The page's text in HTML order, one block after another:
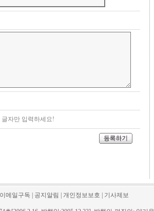
자만 입력하세요!
이메일구독 공지알림 개인정보보호 기사제보